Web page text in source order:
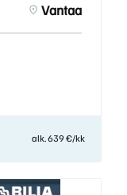
Vantaa
alk. 639 €/kk